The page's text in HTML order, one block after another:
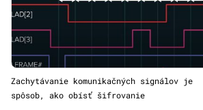
Zachytávanie komunikačných signálov je
spôsob, ako obísť šifrovanie